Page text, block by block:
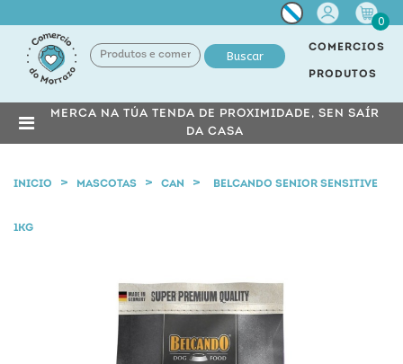
Miña
conta
0
Buscar
COMERCIOS
PRODUTOS
MERCA NA TÚA TENDA DE PROXIMIDADE, SEN SAÍR
DA CASA
INICIO MASCOTAS CAN BELCANDO SENIOR SENSITIVE
1KG